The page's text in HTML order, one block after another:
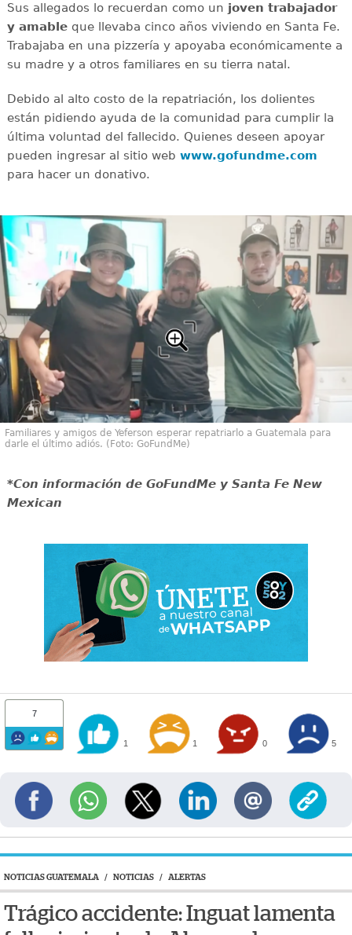
Sus allegados lo recuerdan como un joven trabajador
y amableque llevaba cinco años viviendo en Santa Fe.
Trabajaba en una pizzería y apoyaba económicamente a
su madre y a otros familiares en su tierra natal.
Debido al alto costo de la repatriación, los dolientes
están pidiendo ayuda de la comunidad para cumplir la
última voluntad del fallecido. Quienes deseen apoyar
pueden ingresar al sitio web www.gofundme.com
para hacer un donativo.
Familiares y amigos de Yeferson esperar repatriarlo a Guatemala para
darle el último adiós. (Foto: GoFundMe)
*Con información de GoFundMe y Santa Fe New
Mexican
7
1 1 0 5
NOTICIAS GUATEMALA / NOTICIAS / ALERTAS
Trágico accidente: Inguat lamenta